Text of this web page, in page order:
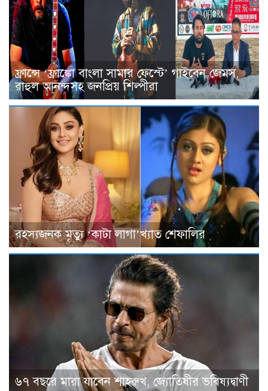
ফ্রান্সে ‘ফ্রাঙ্কো বাংলা সামার ফেস্টে’ গাইবেন জেমস,
রাহুল আনন্দসহ জনপ্রিয় শিল্পীরা
রহস্যজনক মৃত্যু ‘কাটা লাগা’খ্যাত শেফালির
৬৭ বছরে মারা যাবেন শাহরুখ, জ্যোতিষীর ভবিষ্যদ্বাণী